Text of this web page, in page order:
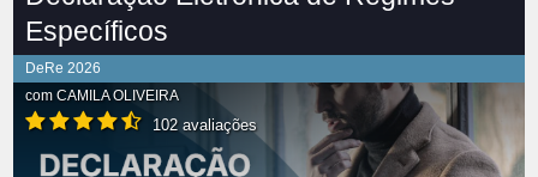
Específicos
DeRe 2026
com CAMILA OLIVEIRA
102 avaliações